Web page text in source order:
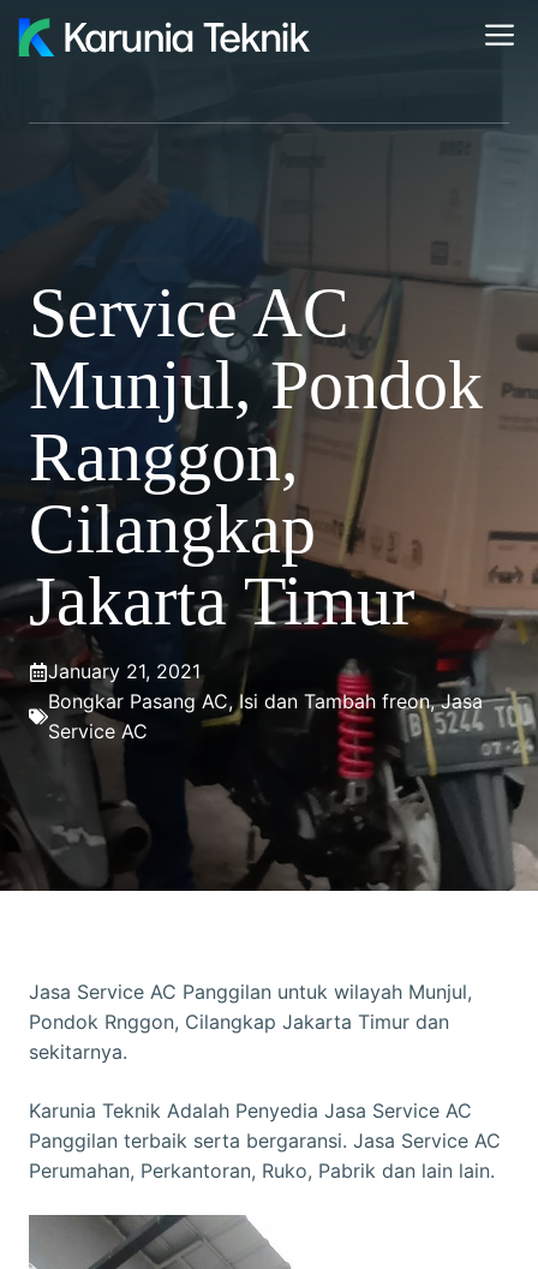
Skip
Service AC
Munjul, Pondok
Ranggon,
Cilangkap
Jakarta Timur
January 21, 2021
Bongkar Pasang AC,Isi dan Tambah freon,Jasa
Service AC
Jasa Service AC Panggilan untuk wilayah Munjul,
Pondok Rnggon, Cilangkap Jakarta Timur dan
sekitarnya.
Karunia Teknik Adalah Penyedia Jasa Service AC
Panggilan terbaik serta bergaransi. Jasa Service AC
Perumahan, Perkantoran, Ruko, Pabrik dan lain lain.